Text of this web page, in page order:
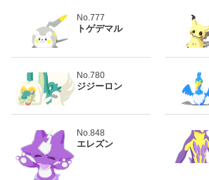
No.777
トゲデマル
No.780
ジジーロン
No.848
エレズン